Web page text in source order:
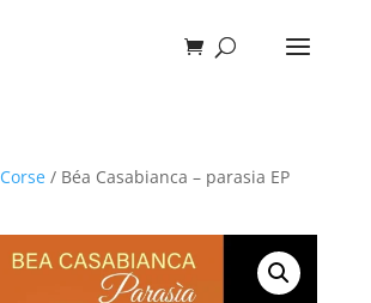
Corse/ Béa Casabianca – parasia EP